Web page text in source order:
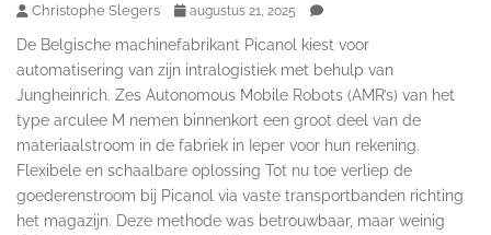
Christophe Slegers augustus 21, 2025
De Belgische machinefabrikant Picanol kiest voor
automatisering van zijn intralogistiek met behulp van
Jungheinrich. Zes Autonomous Mobile Robots (AMR’s) van het
type arculee M nemen binnenkort een groot deel van de
materiaalstroom in de fabriek in Ieper voor hun rekening.
Flexibele en schaalbare oplossing Tot nu toe verliep de
goederenstroom bij Picanol via vaste transportbanden richting
het magazijn. Deze methode was betrouwbaar, maar weinig